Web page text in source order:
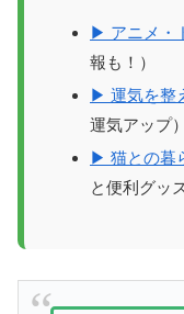
▶ アニメ・
報も！）
▶ 運気を整
運気アップ）
▶ 猫との暮
と便利グッ